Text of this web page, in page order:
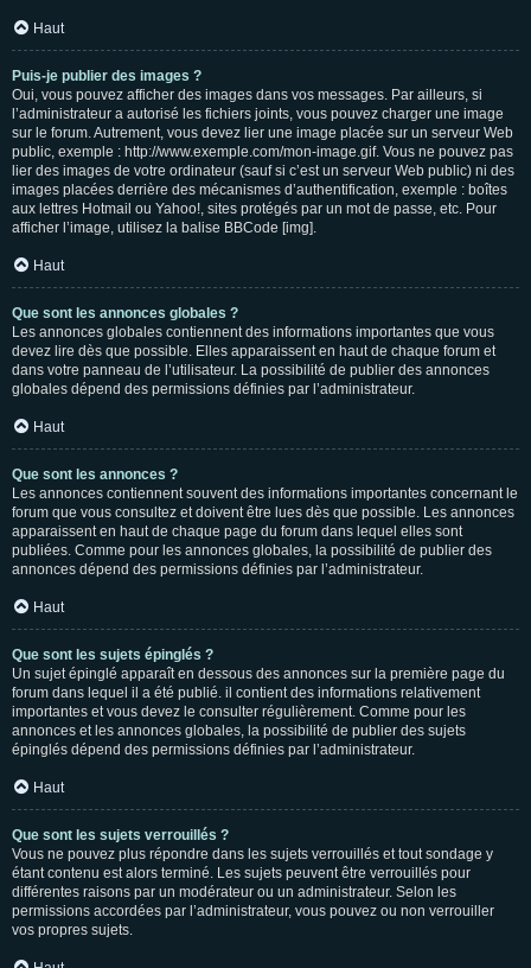
Haut
Puis-je publier des images ?
Oui, vous pouvez afficher des images dans vos messages. Par ailleurs, si
l’administrateur a autorisé les fichiers joints, vous pouvez charger une image
sur le forum. Autrement, vous devez lier une image placée sur un serveur Web
public, exemple : http://www.exemple.com/mon-image.gif. Vous ne pouvez pas
lier des images de votre ordinateur (sauf si c’est un serveur Web public) ni des
images placées derrière des mécanismes d’authentification, exemple : boîtes
aux lettres Hotmail ou Yahoo!, sites protégés par un mot de passe, etc. Pour
afficher l’image, utilisez la balise BBCode [img].
Haut
Que sont les annonces globales ?
Les annonces globales contiennent des informations importantes que vous
devez lire dès que possible. Elles apparaissent en haut de chaque forum et
dans votre panneau de l’utilisateur. La possibilité de publier des annonces
globales dépend des permissions définies par l’administrateur.
Haut
Que sont les annonces ?
Les annonces contiennent souvent des informations importantes concernant le
forum que vous consultez et doivent être lues dès que possible. Les annonces
apparaissent en haut de chaque page du forum dans lequel elles sont
publiées. Comme pour les annonces globales, la possibilité de publier des
annonces dépend des permissions définies par l’administrateur.
Haut
Que sont les sujets épinglés ?
Un sujet épinglé apparaît en dessous des annonces sur la première page du
forum dans lequel il a été publié. il contient des informations relativement
importantes et vous devez le consulter régulièrement. Comme pour les
annonces et les annonces globales, la possibilité de publier des sujets
épinglés dépend des permissions définies par l’administrateur.
Haut
Que sont les sujets verrouillés ?
Vous ne pouvez plus répondre dans les sujets verrouillés et tout sondage y
étant contenu est alors terminé. Les sujets peuvent être verrouillés pour
différentes raisons par un modérateur ou un administrateur. Selon les
permissions accordées par l’administrateur, vous pouvez ou non verrouiller
vos propres sujets.